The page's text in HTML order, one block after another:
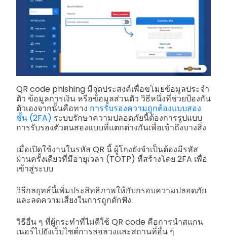
QR code phishing มีจุดประสงค์เพื่อขโมยข้อมูลประจำ
ตัว ข้อมูลการเงิน หรือข้อมูลส่วนตัว วิธีหนึ่งที่ช่วยป้องกัน
ตัวเองจากนั้นคือทาง การรับรองความถูกต้องแบบสอง
ชั้น (2FA) ระบบรักษาความปลอดภัยนี้ต้องการรูปแบบ
การรับรองตัวตนสองแบบที่แตกต่างกันเพื่อเข้าถึงบางสิ่ง
เมื่อเปิดใช้งานในรหัส QR นี้ ผู้โกงยังจำเป็นต้องมีรหัส
ผ่านครั้งเดียวที่มีอายุเวลา (TOTP) ที่สร้างโดย 2FA เพื่อ
เข้าสู่ระบบ
วิธีกลยุทธ์นี้เพิ่มประสิทธิภาพให้กับกรอบความปลอดภัย
และลดความเสี่ยงในการถูกดักฟัง
วิธีอื่น ๆ ที่ผู้กระทำที่ไม่ดีใช้ QR code คือการนำสแกน
เนอร์ไปยังเว็บไซต์การล่อลวงและสถานที่อื่น ๆ